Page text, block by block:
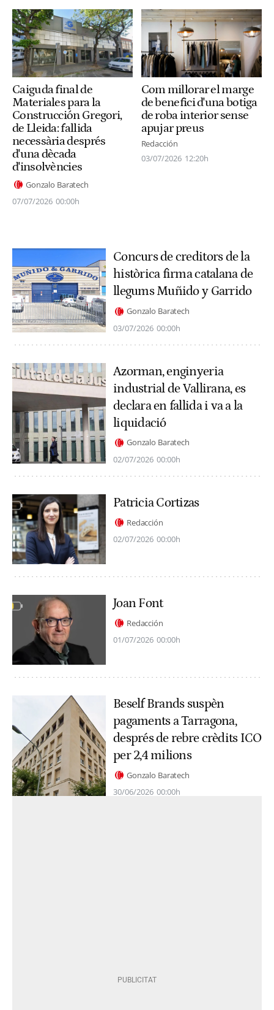
Caiguda final de
Materiales para la
Construcción Gregori,
de Lleida: fallida
necessària després
d'una dècada
d'insolvències
Gonzalo Baratech
07/07/2026 00:00h
Com millorar el marge
de benefici d'una botiga
de roba interior sense
apujar preus
Redacción
03/07/2026 12:20h
Concurs de creditors de la
històrica firma catalana de
llegums Muñido y Garrido
Gonzalo Baratech
03/07/2026 00:00h
Azorman, enginyeria
industrial de Vallirana, es
declara en fallida i va a la
liquidació
Gonzalo Baratech
02/07/2026 00:00h
Patricia Cortizas
Redacción
02/07/2026 00:00h
Joan Font
Redacción
01/07/2026 00:00h
Beself Brands suspèn
pagaments a Tarragona,
després de rebre crèdits ICO
per 2,4 milions
Gonzalo Baratech
30/06/2026 00:00h